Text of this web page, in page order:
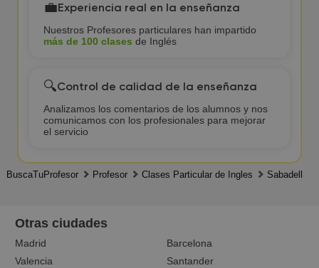
💼Experiencia real en la enseñanza
Nuestros Profesores particulares han impartido
más de 100 clases de Inglés
🔍Control de calidad de la enseñanza
Analizamos los comentarios de los alumnos y nos
comunicamos con los profesionales para mejorar
el servicio
BuscaTuProfesor Profesor Clases Particular de Ingles Sabadell
Otras ciudades
Madrid
Barcelona
Valencia
Santander